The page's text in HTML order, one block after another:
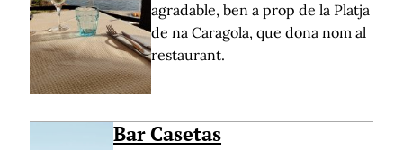
agradable, ben a prop de la Platja
de na Caragola, que dona nom al
restaurant.
Bar Casetas